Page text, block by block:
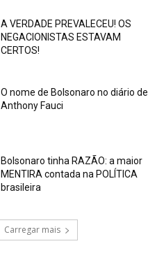
A VERDADE PREVALECEU! OS
NEGACIONISTAS ESTAVAM
CERTOS!
O nome de Bolsonaro no diário de
Anthony Fauci
Bolsonaro tinha RAZÃO: a maior
MENTIRA contada na POLÍTICA
brasileira
Carregar mais